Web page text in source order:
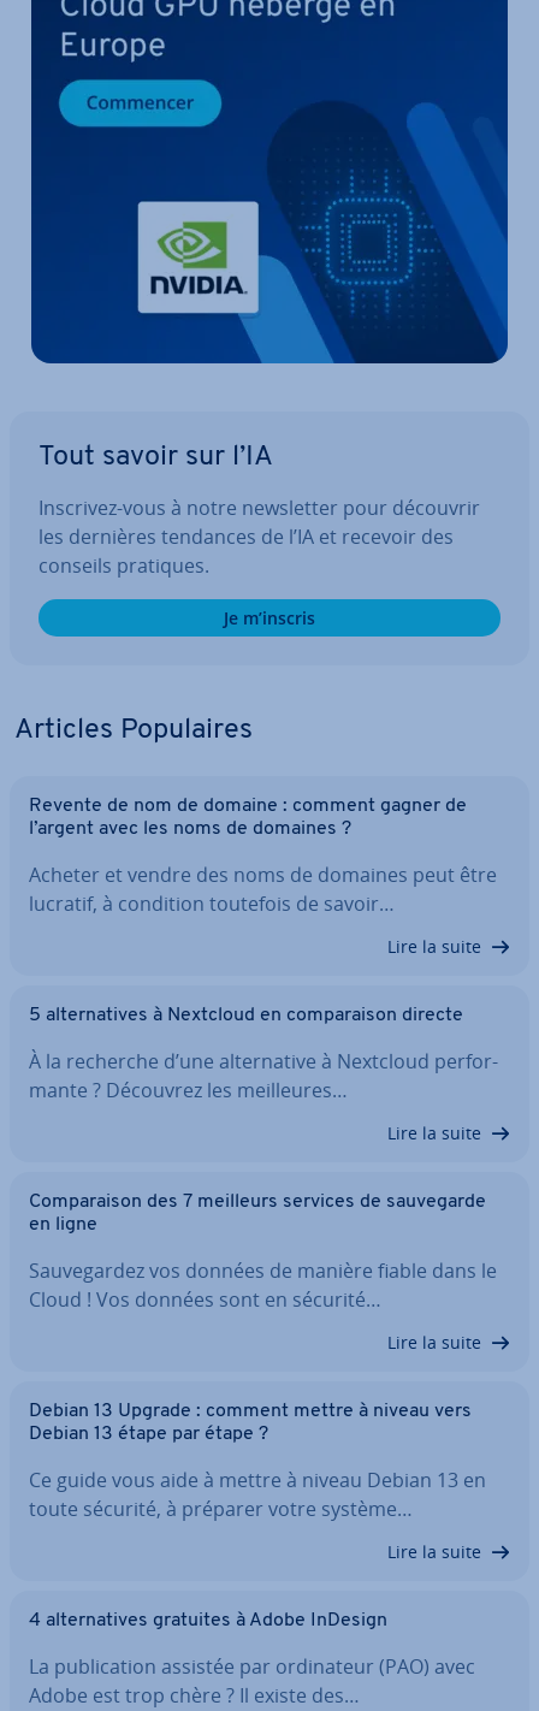
Tout savoir sur l’IA
Inscrivez-vous à notre news­let­ter pour découvrir
les dernières tendances de l’IA et recevoir des
conseils pratiques.
Je m’inscris
Articles Po­pu­laires
Revente de nom de domaine : comment gagner de
l’argent avec les noms de domaines ?
Acheter et vendre des noms de domaines peut être
lucratif, à condition toutefois de savoir…
Lire la suite
5 al­ter­na­tives à Nextcloud en com­pa­rai­son directe
À la recherche d’une al­ter­na­tive à Nextcloud per­for­
mante ? Découvrez les meil­leures…
Lire la suite
Com­pa­rai­son des 7 meilleurs services de sau­ve­garde
en ligne
Sau­ve­gar­dez vos données de manière fiable dans le
Cloud ! Vos données sont en sécurité…
Lire la suite
Debian 13 Upgrade : comment mettre à niveau vers
Debian 13 étape par étape ?
Ce guide vous aide à mettre à niveau Debian 13 en
toute sécurité, à préparer votre système…
Lire la suite
4 al­ter­na­tives gratuites à Adobe InDesign
La pu­bli­ca­tion assistée par or­di­na­teur (PAO) avec
Adobe est trop chère ? Il existe des…